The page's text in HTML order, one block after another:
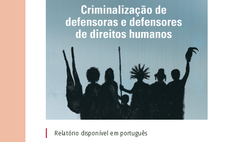
Relatório disponível em português